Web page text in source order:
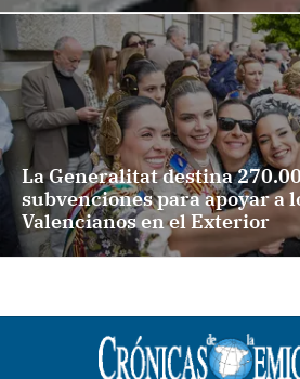
La Generalitat destina
subvenciones para apoyar a
Valencianos en el Exterior